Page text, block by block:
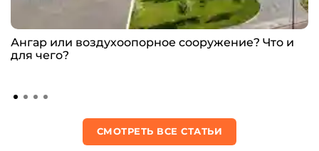
Ангар или воздухоопорное сооружение? Что и
для чего?
СМОТРЕТЬ ВСЕ СТАТЬИ